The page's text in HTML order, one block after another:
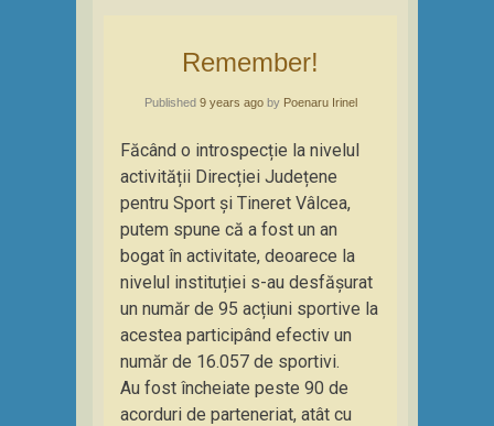
Remember!
Published 9 years agoby Poenaru Irinel
Făcând o introspecție la nivelul
activității Direcției Județene
pentru Sport și Tineret Vâlcea,
putem spune că a fost un an
bogat în activitate, deoarece la
nivelul instituției s-au desfășurat
un număr de 95 acțiuni sportive la
acestea participând efectiv un
număr de 16.057 de sportivi.
Au fost încheiate peste 90 de
acorduri de parteneriat, atât cu